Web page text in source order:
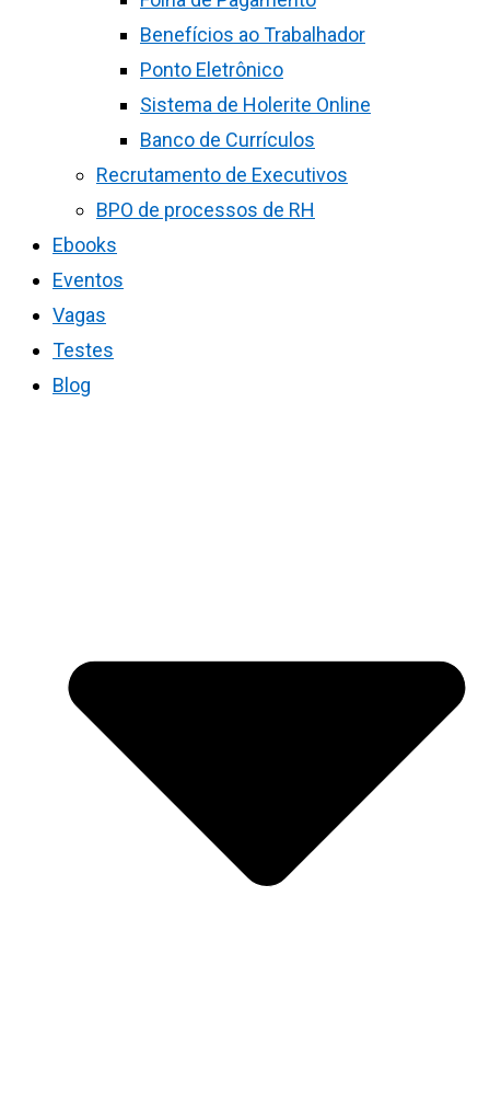
Benefícios ao Trabalhador
Ponto Eletrônico
Sistema de Holerite Online
Banco de Currículos
Recrutamento de Executivos
BPO de processos de RH
Ebooks
Eventos
Vagas
Testes
Blog